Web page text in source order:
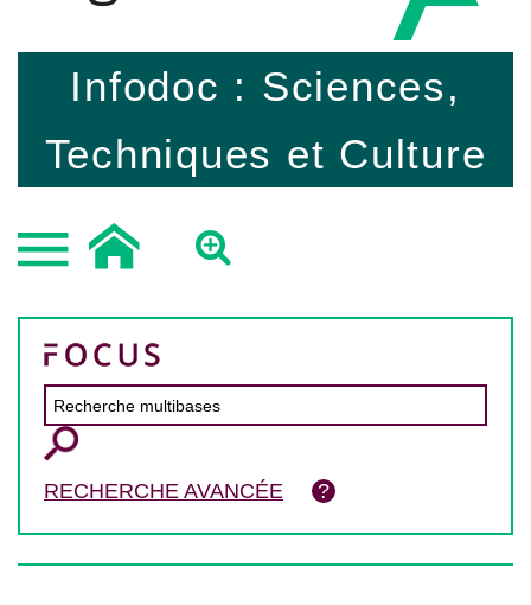
Infodoc : Sciences,
Techniques et Culture
RECHERCHE AVANCÉE